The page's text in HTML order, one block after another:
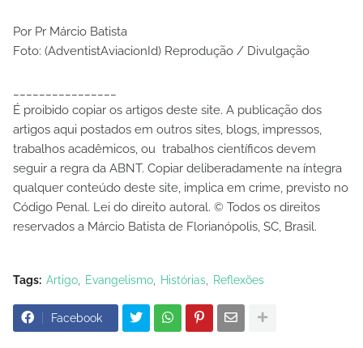
Por Pr Márcio Batista
Foto: (AdventistAviacionId) Reprodução / Divulgação
É proibido copiar os artigos deste site. A publicação dos
artigos aqui postados em outros sites, blogs, impressos,
trabalhos acadêmicos, ou trabalhos científicos devem
seguir a regra da ABNT. Copiar deliberadamente na íntegra
qualquer conteúdo deste site, implica em crime, previsto no
Código Penal. Lei do direito autoral. © Todos os direitos
reservados a Márcio Batista de Florianópolis, SC, Brasil.
Tags: Artigo Evangelismo Histórias Reflexões
Facebook